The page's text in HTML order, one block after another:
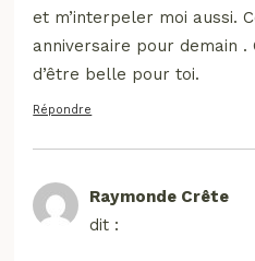
et m’interpeler moi aussi.
anniversaire pour demain .
d’être belle pour toi.
Répondre
Raymonde Crête
dit :